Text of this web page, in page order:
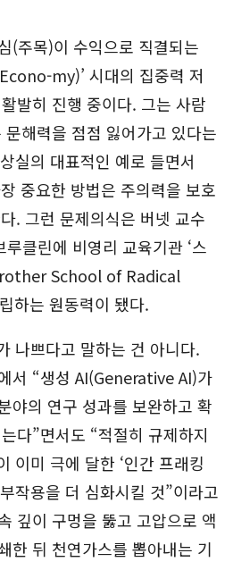
(주목)이 수익으로 직결되는
my)’ 시대의 집중력 저
발히 진행 중이다. 그는 사람
해력을 점점 잃어가고 있다는
실의 대표적인 예로 들면서
중요한 방법은 주의력을 보호
. 그런 문제의식은 버넷 교수
클린에 비영리 교육기관 ‘스
School of Radical
하는 원동력이 됐다.
나쁘다고 말하는 건 아니다.
서 “생성 AI(Generative AI)가
야의 연구 성과를 보완하고 확
다”면서도 “적절히 규제하지
이미 극에 달한 ‘인간 프래킹
작용을 더 심화시킬 것”이라고
깊이 구멍을 뚫고 고압으로 액
한 뒤 천연가스를 뽑아내는 기